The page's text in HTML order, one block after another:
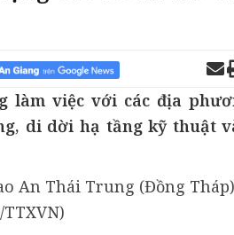
làm việc với các địa
di dời hạ tầng kỹ thuật